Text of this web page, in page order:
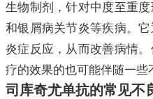
生物制剂，针对中度至重
和银屑病关节炎等疾病。
炎症反应，从而改善病情
疗的效果的也可能伴随一些
司库奇尤单抗的常见不